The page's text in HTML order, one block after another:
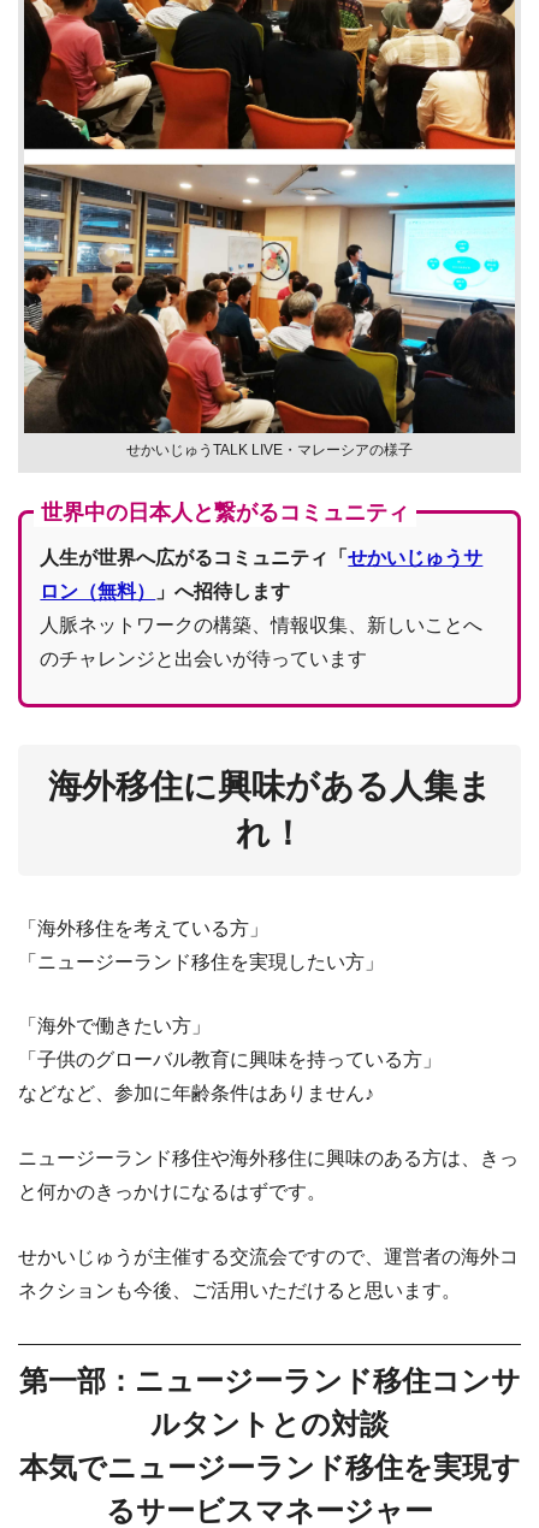
せかいじゅうTALK LIVE・マレーシアの様子
世界中の日本人と繋がるコミュニティ
人生が世界へ広がるコミュニティ「せかいじゅうサ
ロン（無料）
」へ招待します
人脈ネットワークの構築、情報収集、新しいことへ
のチャレンジと出会いが待っています
海外移住に興味がある人集ま
れ！
「海外移住を考えている方」
「ニュージーランド移住を実現したい方」
「海外で働きたい方」
「子供のグローバル教育に興味を持っている方」
などなど、参加に年齢条件はありません♪
ニュージーランド移住や海外移住に興味のある方は、きっ
と何かのきっかけになるはずです。
せかいじゅうが主催する交流会ですので、運営者の海外コ
ネクションも今後、ご活用いただけると思います。
第一部：ニュージーランド移住コンサ
ルタントとの対談
本気でニュージーランド移住を実現す
るサービスマネージャー